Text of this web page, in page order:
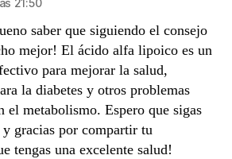
21:50
saber que siguiendo el consejo
mejor! El ácido alfa lipoico es un
para mejorar la salud,
la diabetes y otros problemas
el metabolismo. Espero que sigas
gracias por compartir tu
tengas una excelente salud!